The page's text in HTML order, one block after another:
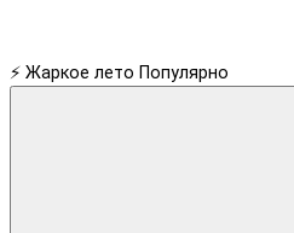
⚡ Жаркое лето Популярно